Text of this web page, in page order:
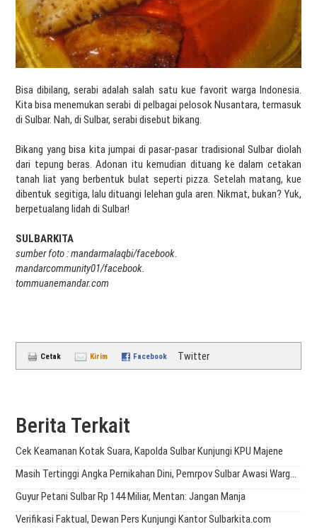
Bisa dibilang, serabi adalah salah satu kue favorit warga Indonesia.
Kita bisa menemukan serabi di pelbagai pelosok Nusantara, termasuk
di Sulbar. Nah, di Sulbar, serabi disebut bikang.
Bikang yang bisa kita jumpai di pasar-pasar tradisional Sulbar diolah
dari tepung beras. Adonan itu kemudian dituang ke dalam cetakan
tanah liat yang berbentuk bulat seperti pizza. Setelah matang, kue
dibentuk segitiga, lalu dituangi lelehan gula aren. Nikmat, bukan? Yuk,
berpetualang lidah di Sulbar!
SULBARKITA
sumber foto : mandarmalaqbi/facebook.
mandarcommunity01/facebook.
tommuanemandar.com
Cetak Kirim Facebook Twitter
Berita Terkait
Cek Keamanan Kotak Suara, Kapolda Sulbar Kunjungi KPU Majene
Masih Tertinggi Angka Pernikahan Dini, Pemrpov Sulbar Awasi Warganya
Guyur Petani Sulbar Rp 144 Miliar, Mentan: Jangan Manja
Verifikasi Faktual, Dewan Pers Kunjungi Kantor Sulbarkita.com